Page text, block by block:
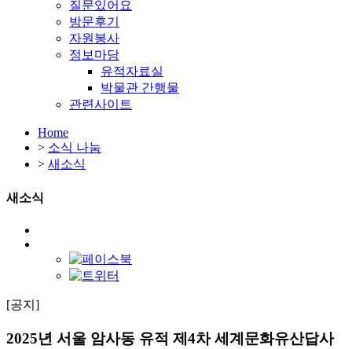
질문있어요
방문후기
자원봉사
정보마당
유적자료실
박물관 간행물
관련사이트
Home
> 소식 나눔
> 새소식
새소식
[공지]
2025년 서울 암사동 유적 제4차 세계문화유산답사